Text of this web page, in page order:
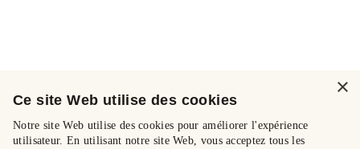
×
Ce site Web utilise des cookies
Notre site Web utilise des cookies pour améliorer l'expérience
utilisateur. En utilisant notre site Web, vous acceptez tous les